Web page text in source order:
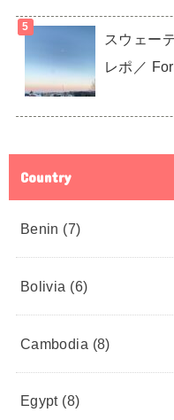
スウェー
レポ／
Country
Benin (7)
Bolivia (6)
Cambodia (8)
Egypt (8)